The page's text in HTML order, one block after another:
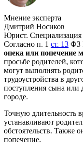
Мнение эксперта
Дмитрий Носиков
Юрист.
Согласно п. 1 ст. 13 ФЗ
опека или попечение
просьбе родителей,
могут выполнять
трудоустройства в
поступления сына или
городе.
Точную длительность
устанавливают
обстоятельств. Также
попечение.